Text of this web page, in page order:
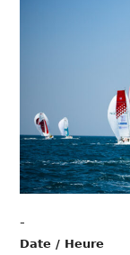
-
Date / Heure